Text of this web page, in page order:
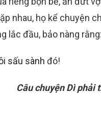
nhau, họ kể chuyện
lắc đầu, bảo nàng rằng:
sấu sành đó!
Câu chuyện Dì phải